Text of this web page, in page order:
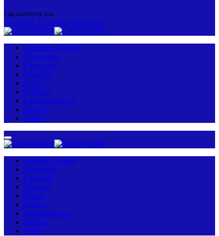
7 DE AGOSTO DE 2026
Facebook X (Twitter) Instagram
Campina Grande
Economia
Educação
Esportes
Justiça
Política
Entretenimento
Paraíba
Saúde
Campina Grande
Economia
Educação
Esportes
Justiça
Política
Entretenimento
Paraíba
Saúde